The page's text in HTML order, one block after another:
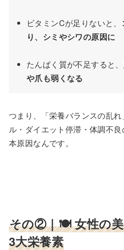
ビタミンCが足りないと、
り、シミやシワの原因に
たんぱく質が不足すると、
や爪も弱くなる
つまり、「栄養バランスの乱
ル・ダイエット停滞・体調不
本原因なんです。
その②｜🍽 女性の
3大栄養素